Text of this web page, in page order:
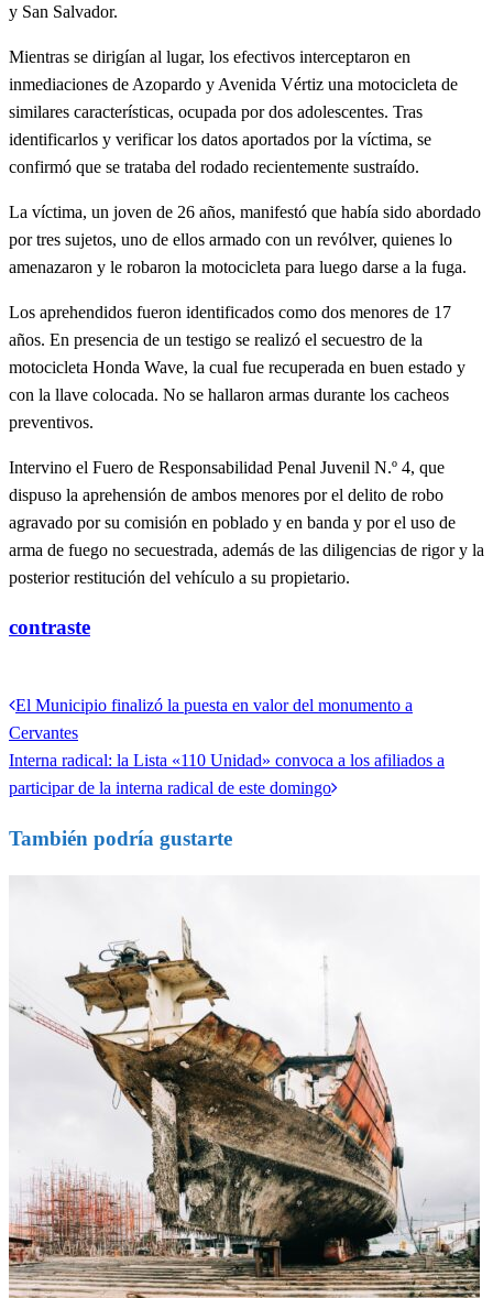
y San Salvador.
Mientras se dirigían al lugar, los efectivos interceptaron en
inmediaciones de Azopardo y Avenida Vértiz una motocicleta de
similares características, ocupada por dos adolescentes. Tras
identificarlos y verificar los datos aportados por la víctima, se
confirmó que se trataba del rodado recientemente sustraído.
La víctima, un joven de 26 años, manifestó que había sido abordado
por tres sujetos, uno de ellos armado con un revólver, quienes lo
amenazaron y le robaron la motocicleta para luego darse a la fuga.
Los aprehendidos fueron identificados como dos menores de 17
años. En presencia de un testigo se realizó el secuestro de la
motocicleta Honda Wave, la cual fue recuperada en buen estado y
con la llave colocada. No se hallaron armas durante los cacheos
preventivos.
Intervino el Fuero de Responsabilidad Penal Juvenil N.º 4, que
dispuso la aprehensión de ambos menores por el delito de robo
agravado por su comisión en poblado y en banda y por el uso de
arma de fuego no secuestrada, además de las diligencias de rigor y la
posterior restitución del vehículo a su propietario.
contraste
Navegación
de
entradas
Entrada
anterior
El Municipio finalizó la puesta en valor del monumento a
Cervantes
Entrada
siguiente
Interna radical: la Lista «110 Unidad» convoca a los afiliados a
participar de la interna radical de este domingo
También podría gustarte